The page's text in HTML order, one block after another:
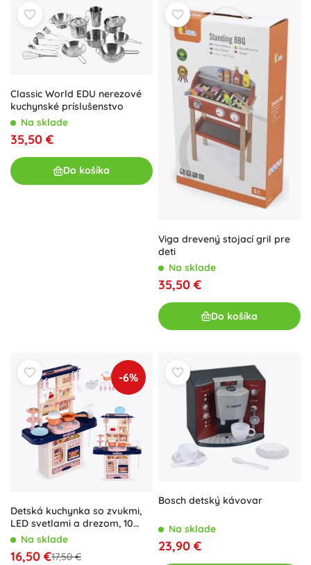
Classic World EDU nerezové
kuchynské príslušenstvo
Na sklade
35,50 €
Do košíka
Viga drevený stojací gril pre
deti
Na sklade
35,50 €
Do košíka
-6%
Detská kuchynka so zvukmi,
LED svetlami a drezom, 10
doplnkov – Kuchynka
Na sklade
16,50 €17,50 €
Bosch detský kávovar
Na sklade
23,90 €